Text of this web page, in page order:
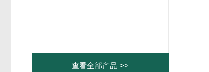
查看全部产品 >>